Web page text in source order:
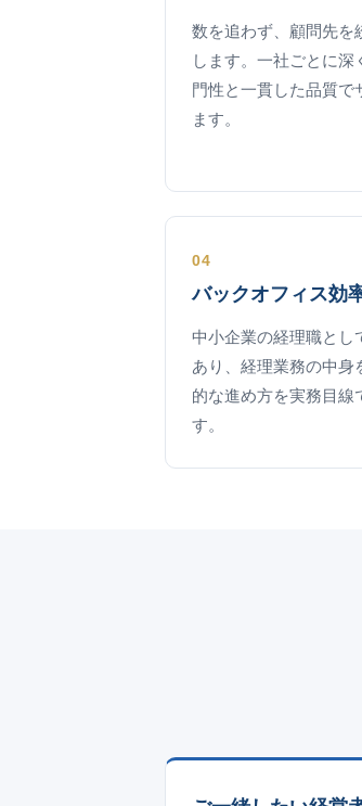
数を追わず、顧問先を
します。一社ごとに深
門性と一貫した品質で
ます。
04
バックオフィス効
中小企業の経理職とし
あり、経理業務の中身
的な進め方を実務目線
す。